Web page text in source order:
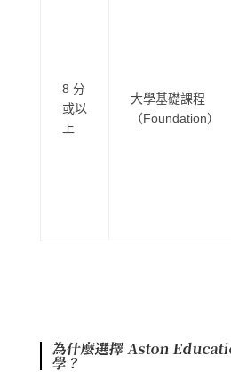
8 分
或以
上
大學基礎課程
（Foundation）
為什麼選擇 Aston
學？